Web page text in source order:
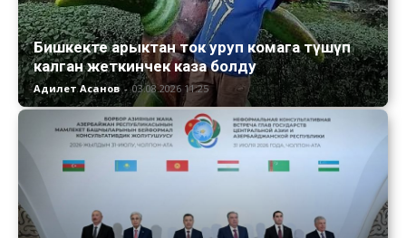
Бишкекте арыктан ток уруп комага түшүп
калган жеткинчек каза болду
Адилет Асанов - 03.08.2026 11:25